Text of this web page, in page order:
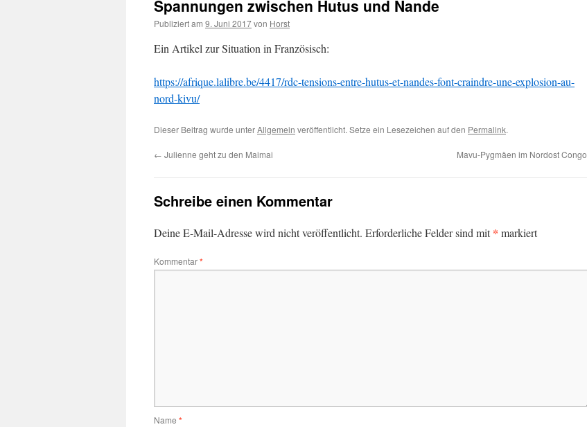
Spannungen zwischen Hutus und Nande
Publiziert am 9. Juni 2017von Horst
Ein Artikel zur Situation in Französisch:
https://afrique.lalibre.be/4417/rdc-tensions-entre-hutus-et-nandes-font-craindre-une-explosion-au-
nord-kivu/
Dieser Beitrag wurde unterAllgemein veröffentlicht. Setze ein Lesezeichen auf den Permalink.
← Julienne geht zu den Maimai Mavu-Pygmäen im Nordost Congo
Schreibe einen Kommentar
Deine E-Mail-Adresse wird nicht veröffentlicht. Erforderliche Felder sind mit* markiert
Kommentar*
Name *